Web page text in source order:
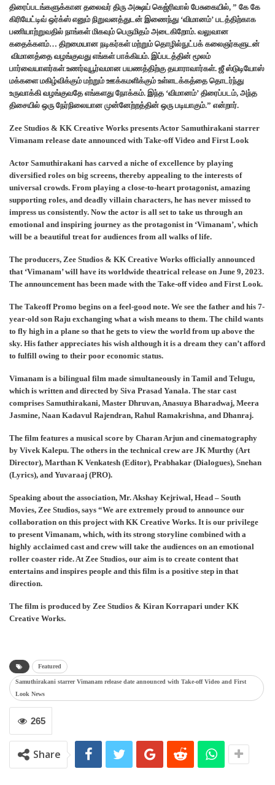
திரைப்படங்களுக்கான தலைவர் திரு அக்ஷய் கெஜ்ரிவால் பேசுகையில், ” கே கே
கிரியேட்டிவ் ஒர்க்ஸ் எனும் நிறுவனத்துடன் இணைந்து ‘விமானம்’ படத்திற்காக
பணியாற்றுவதில் நாங்கள் மிகவும் பெருமிதம் அடைகிறோம். வலுவான
கதைக்களம்… திறமையான நடிகர்கள் மற்றும் தொழில்நுட்பக் கலைஞர்களுடன்
விமானத்தை வழங்குவது எங்கள் பாக்கியம். இப்படத்தின் மூலம்
பார்வையாளர்கள் உணர்வுபூர்வமான பயணத்திற்கு தயாராவார்கள். ஜீ ஸ்டுடியோஸ்
மக்களை மகிழ்விக்கும் மற்றும் ஊக்கமளிக்கும் உள்ளடக்கத்தை தொடர்ந்து
உருவாக்கி வழங்குவதே எங்களது நோக்கம். இந்த ‘விமானம்’ திரைப்படம், அந்த
திசையில் ஒரு நேர்நிலையான முன்னேற்றத்தின் ஒரு படியாகும்.” என்றார்.
Zee Studios & KK Creative Works presentsActor Samuthirakani starrer
Vimanam release date announced with Take-off Video and First Look
Actor Samuthirakani has carved a niche of excellence by playing
diversified roles on big screens, thereby appealing to the interests of
universal crowds. From playing a close-to-heart protagonist, amazing
supporting roles, and deadly villain characters, he has never missed to
impress us consistently. Now the actor is all set to take us through an
emotional and inspiring journey as the protagonist in ‘Vimanam’, which
will be a beautiful treat for audiences from all walks of life.
The producers, Zee Studios & KK Creative Works officially announced
that ‘Vimanam’ will have its worldwide theatrical release on June 9, 2023.
The announcement has been made with the Take-off video and First Look.
The Takeoff Promo begins on a feel-good note. We see the father and his 7-
year-old son Raju exchanging what a wish means to them. The child wants
to fly high in a plane so that he gets to view the world from up above the
sky. His father appreciates his wish although it is a dream they can’t afford
to fulfill owing to their poor economic status.
Vimanam is a bilingual film made simultaneously in Tamil and Telugu,
which is written and directed by Siva Prasad Yanala. The star cast
comprises Samuthirakani, Master Dhruvan, Anasuya Bharadwaj, Meera
Jasmine, Naan Kadavul Rajendran, Rahul Ramakrishna, and Dhanraj.
The film features a musical score by Charan Arjun and cinematography
by Vivek Kalepu. The others in the technical crew are JK Murthy (Art
Director), Marthan K Venkatesh (Editor), Prabhakar (Dialogues), Snehan
(Lyrics), and Yuvaraaj (PRO).
Speaking about the association, Mr. Akshay Kejriwal, Head – South
Movies, Zee Studios, says “We are extremely proud to announce our
collaboration on this project with KK Creative Works. It is our privilege
to present Vimanam, which, with its strong storyline combined with a
highly acclaimed cast and crew will take the audiences on an emotional
roller coaster ride. At Zee Studios, our aim is to create content that
entertains and inspires people and this film is a positive step in that
direction.
The film is produced by Zee Studios & Kiran Korrapari under KK
Creative Works.
Featured
Samuthirakani starrer Vimanam release date announced with Take-off Video and First
Look News
265
Share